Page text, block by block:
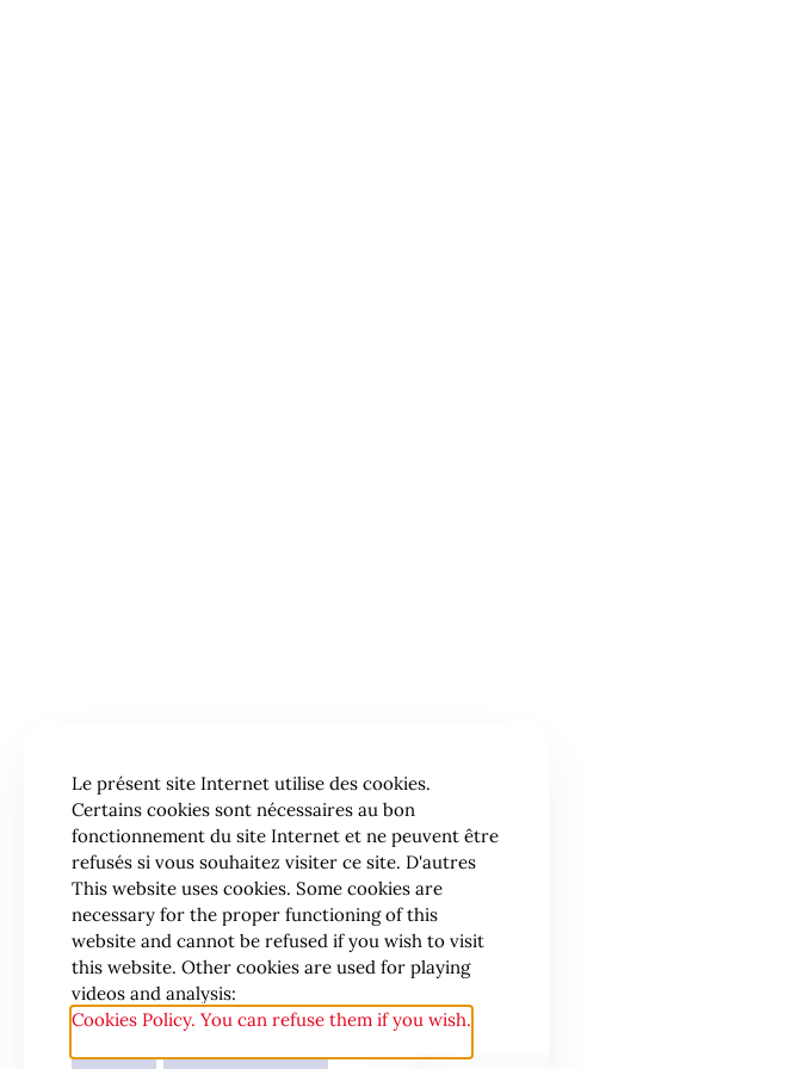
Le présent site Internet utilise des cookies.
Certains cookies sont nécessaires au bon
fonctionnement du site Internet et ne peuvent être
refusés si vous souhaitez visiter ce site. D'autres
This website uses cookies. Some cookies are
necessary for the proper functioning of this
website and cannot be refused if you wish to visit
this website. Other cookies are used for playing
videos and analysis:
Cookies Policy. You can refuse them if you wish.